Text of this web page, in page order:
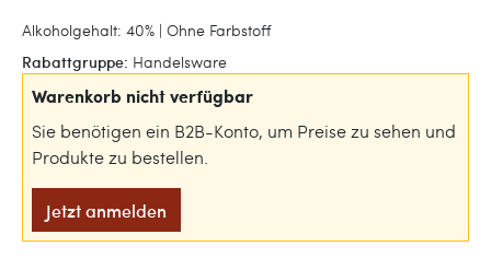
Alkoholgehalt: 40% | Ohne Farbstoff
Rabattgruppe: Handelsware
Warenkorb nicht verfügbar
Sie benötigen ein B2B-Konto, um Preise zu sehen und
Produkte zu bestellen.
Jetzt anmelden